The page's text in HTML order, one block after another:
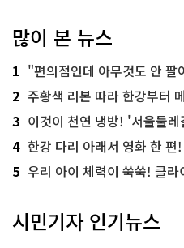
많이 본 뉴스
1 "편의점인데 아무것도 안 팔아요"
2 주황색 리본 따라 한강부터 메타세
3 이것이 천연 냉방! '서울둘
4 한강 다리 아래서 영화 한
5 우리 아이 체력이 쑥쑥! 클라
시민기자 인기뉴스